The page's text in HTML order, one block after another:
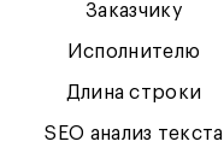
Заказчику
Исполнителю
Длина строки
SEO анализ текста